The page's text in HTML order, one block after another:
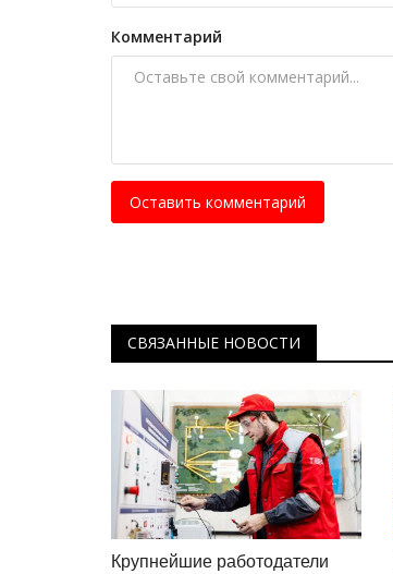
Комментарий
Оставить комментарий
СВЯЗАННЫЕ НОВОСТИ
Крупнейшие работодатели